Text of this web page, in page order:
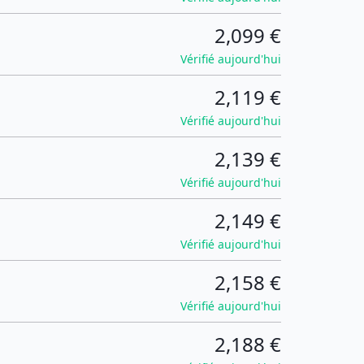
2,099 €
Vérifié aujourd'hui
2,119 €
Vérifié aujourd'hui
2,139 €
Vérifié aujourd'hui
2,149 €
Vérifié aujourd'hui
2,158 €
Vérifié aujourd'hui
2,188 €